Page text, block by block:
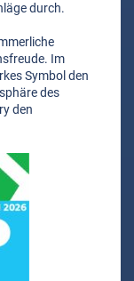
durch.
Im
Symbol den
des
den